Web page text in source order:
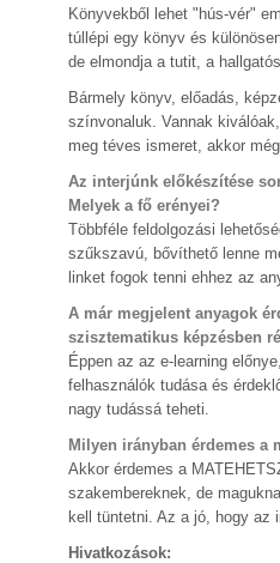
Könyvekből lehet "hús-vér"
túllépi egy könyv és
de elmondja a tutit, a
Bármely könyv, előadás,
színvonaluk. Vannak
meg téves ismeret, akkor
Az interjúnk előkészítése
Melyek a fő erényei?
Többféle feldolgozási
szűkszavú, bővíthető lenne
linket fogok tenni ehhez az
A már megjelent anyagok
szisztematikus képzésben
Éppen az az e-learning
felhasználók tudása és
nagy tudássá teheti.
Milyen irányban érdemes a
Akkor érdemes a
szakembereknek, de
kell tüntetni. Az a jó, hogy az
Hivatkozások: